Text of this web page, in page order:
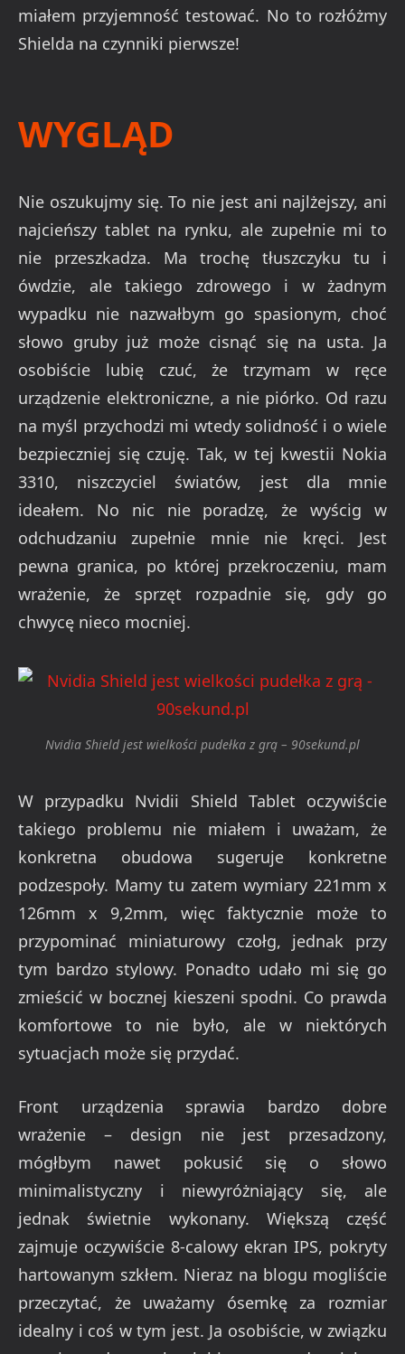
miałem przyjemność testować. No to rozłóżmy
Shielda na czynniki pierwsze!
WYGLĄD
Nie oszukujmy się. To nie jest ani najlżejszy, ani
najcieńszy tablet na rynku, ale zupełnie mi to
nie przeszkadza. Ma trochę tłuszczyku tu i
ówdzie, ale takiego zdrowego i w żadnym
wypadku nie nazwałbym go spasionym, choć
słowo gruby już może cisnąć się na usta. Ja
osobiście lubię czuć, że trzymam w ręce
urządzenie elektroniczne, a nie piórko. Od razu
na myśl przychodzi mi wtedy solidność i o wiele
bezpieczniej się czuję. Tak, w tej kwestii Nokia
3310, niszczyciel światów, jest dla mnie
ideałem. No nic nie poradzę, że wyścig w
odchudzaniu zupełnie mnie nie kręci. Jest
pewna granica, po której przekroczeniu, mam
wrażenie, że sprzęt rozpadnie się, gdy go
chwycę nieco mocniej.
Nvidia Shield jest wielkości pudełka z grą – 90sekund.pl
W przypadku Nvidii Shield Tablet oczywiście
takiego problemu nie miałem i uważam, że
konkretna obudowa sugeruje konkretne
podzespoły. Mamy tu zatem wymiary 221mm x
126mm x 9,2mm, więc faktycznie może to
przypominać miniaturowy czołg, jednak przy
tym bardzo stylowy. Ponadto udało mi się go
zmieścić w bocznej kieszeni spodni. Co prawda
komfortowe to nie było, ale w niektórych
sytuacjach może się przydać.
Front urządzenia sprawia bardzo dobre
wrażenie – design nie jest przesadzony,
mógłbym nawet pokusić się o słowo
minimalistyczny i niewyróżniający się, ale
jednak świetnie wykonany. Większą część
zajmuje oczywiście 8-calowy ekran IPS, pokryty
hartowanym szkłem. Nieraz na blogu mogliście
przeczytać, że uważamy ósemkę za rozmiar
idealny i coś w tym jest. Ja osobiście, w związku